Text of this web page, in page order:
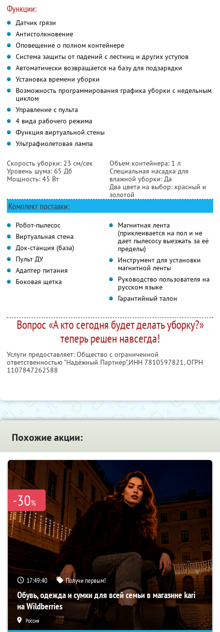
Функции:
Датчик грязи
Антистолкновение
Оповещение о полном контейнере
Система защиты от падений с лестниц и других уступов
Автоматически возвращается на базу для подзарядки
Установка времени уборки
Возможность программирования графика уборки с недельным
циклом
Управление с пульта
4 вида рабочего режима
Функция виртуальной стены
Ультрафиолетовая лампа
Скорость уборки: 23 см/сек
Уровень шума: 65 Дб
Мощность: 45 Вт
Объем контейнера: 1 л
Специальная насадка для
влажной уборки: Да
Два цвета на выбор: красный и
золотой
Комплект поставки:
Робот-пылесос
Виртуальная стена
Док-станция (база)
Пульт ДУ
Адаптер питания
Боковая щетка
Магнитная лента
(приклеивается на пол и не
дает пылесосу выезжать за её
пределы)
Инструмент для установки
магнитной ленты
Руководство пользователя на
русском языке
Гарантийный талон
Вопрос «А кто сегодня будет делать уборку?»
теперь решен навсегда!
Услуги предоставляет: Общество с ограниченной
ответственностью "Надёжный Партнёр",ИНН 7810597821, ОГРН
1107847262588
Похожие акции:
-30%
17:49:39 Получи первым!
Обувь, одежда и сумки для всей семьи в магазине kari
на Wildberries
Россия